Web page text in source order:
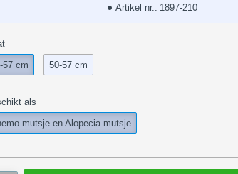
Artikel nr.: 1897-210
57 cm
50-57 cm
als
mutsje en Alopecia mutsje